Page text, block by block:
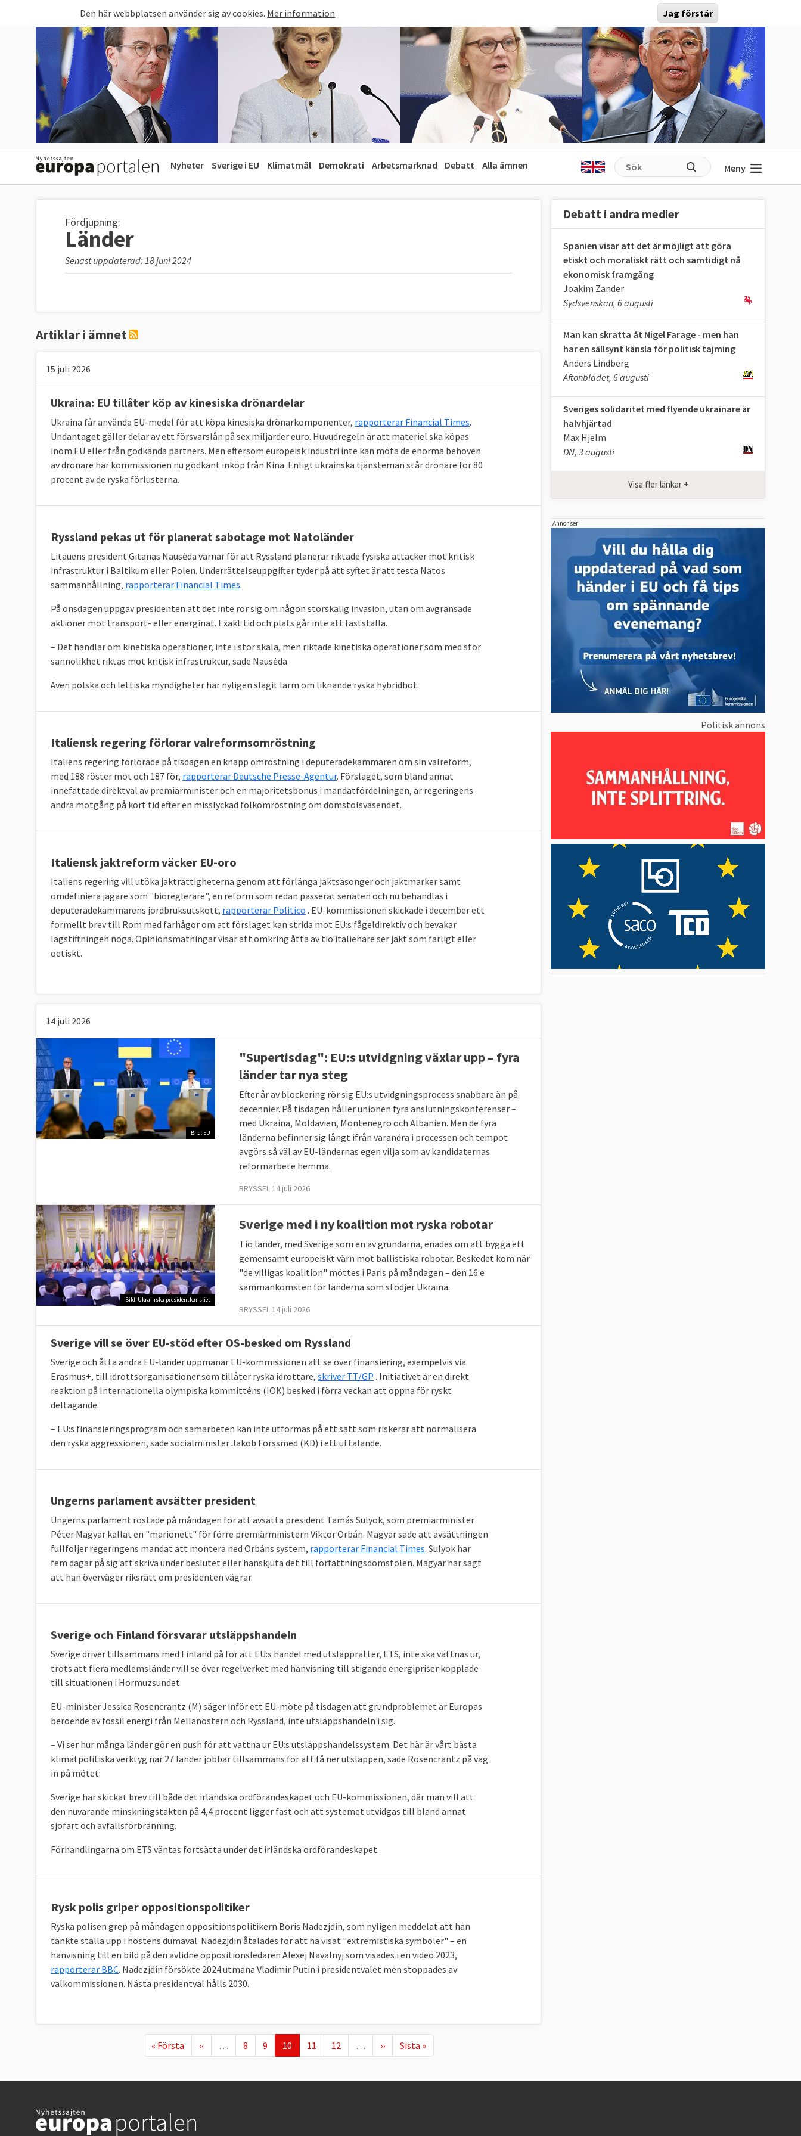
Den här webbplatsen använder sig av cookies. Mer information Jag förstår
Nyheter Sverige i EU Klimatmål Demokrati Arbetsmarknad Debatt Alla ämnen Meny
Fördjupning:
Länder
Senast uppdaterad: 18 juni 2024
Artiklar i ämnet
15 juli 2026
Ukraina: EU tillåter köp av kinesiska drönardelar
Ukraina får använda EU-medel för att köpa kinesiska drönarkomponenter, rapporterar Financial Times.
Undantaget gäller delar av ett försvarslån på sex miljarder euro. Huvudregeln är att materiel ska köpas
inom EU eller från godkända partners. Men eftersom europeisk industri inte kan möta de enorma behoven
av drönare har kommissionen nu godkänt inköp från Kina. Enligt ukrainska tjänstemän står drönare för 80
procent av de ryska förlusterna.
Ryssland pekas ut för planerat sabotage mot Natoländer
Litauens president Gitanas Nausėda varnar för att Ryssland planerar riktade fysiska attacker mot kritisk
infrastruktur i Baltikum eller Polen. Underrättelseuppgifter tyder på att syftet är att testa Natos
sammanhållning, rapporterar Financial Times.
På onsdagen uppgav presidenten att det inte rör sig om någon storskalig invasion, utan om avgränsade
aktioner mot transport- eller energinät. Exakt tid och plats går inte att fastställa.
– Det handlar om kinetiska operationer, inte i stor skala, men riktade kinetiska operationer som med stor
sannolikhet riktas mot kritisk infrastruktur, sade Nausėda.
Även polska och lettiska myndigheter har nyligen slagit larm om liknande ryska hybridhot.
Italiensk regering förlorar valreformsomröstning
Italiens regering förlorade på tisdagen en knapp omröstning i deputeradekammaren om sin valreform,
med 188 röster mot och 187 för, rapporterar Deutsche Presse-Agentur. Förslaget, som bland annat
innefattade direktval av premiärminister och en majoritetsbonus i mandatfördelningen, är regeringens
andra motgång på kort tid efter en misslyckad folkomröstning om domstolsväsendet.
Italiensk jaktreform väcker EU-oro
Italiens regering vill utöka jakträttigheterna genom att förlänga jaktsäsonger och jaktmarker samt
omdefiniera jägare som "bioreglerare", en reform som redan passerat senaten och nu behandlas i
deputeradekammarens jordbruksutskott, rapporterar Politico . EU-kommissionen skickade i december ett
formellt brev till Rom med farhågor om att förslaget kan strida mot EU:s fågeldirektiv och bevakar
lagstiftningen noga. Opinionsmätningar visar att omkring åtta av tio italienare ser jakt som farligt eller
oetiskt.
14 juli 2026
Bild: EU
"Supertisdag": EU:s utvidgning växlar upp – fyra
länder tar nya steg
Efter år av blockering rör sig EU:s utvidgningsprocess snabbare än på
decennier. På tisdagen håller unionen fyra anslutningskonferenser –
med Ukraina, Moldavien, Montenegro och Albanien. Men de fyra
länderna befinner sig långt ifrån varandra i processen och tempot
avgörs så väl av EU-ländernas egen vilja som av kandidaternas
reformarbete hemma.
BRYSSEL 14 juli 2026
Bild: Ukrainska presidentkansliet
Sverige med i ny koalition mot ryska robotar
Tio länder, med Sverige som en av grundarna, enades om att bygga ett
gemensamt europeiskt värn mot ballistiska robotar. Beskedet kom när
"de villigas koalition" möttes i Paris på måndagen – den 16:e
sammankomsten för länderna som stödjer Ukraina.
BRYSSEL 14 juli 2026
Sverige vill se över EU-stöd efter OS-besked om Ryssland
Sverige och åtta andra EU-länder uppmanar EU-kommissionen att se över finansiering, exempelvis via
Erasmus+, till idrottsorganisationer som tillåter ryska idrottare, skriver TT/GP . Initiativet är en direkt
reaktion på Internationella olympiska kommitténs (IOK) besked i förra veckan att öppna för ryskt
deltagande.
– EU:s finansieringsprogram och samarbeten kan inte utformas på ett sätt som riskerar att normalisera
den ryska aggressionen, sade socialminister Jakob Forssmed (KD) i ett uttalande.
Ungerns parlament avsätter president
Ungerns parlament röstade på måndagen för att avsätta president Tamás Sulyok, som premiärminister
Péter Magyar kallat en "marionett" för förre premiärministern Viktor Orbán. Magyar sade att avsättningen
fullföljer regeringens mandat att montera ned Orbáns system, rapporterar Financial Times. Sulyok har
fem dagar på sig att skriva under beslutet eller hänskjuta det till författningsdomstolen. Magyar har sagt
att han överväger riksrätt om presidenten vägrar.
Sverige och Finland försvarar utsläppshandeln
Sverige driver tillsammans med Finland på för att EU:s handel med utsläpprätter, ETS, inte ska vattnas ur,
trots att flera medlemsländer vill se över regelverket med hänvisning till stigande energipriser kopplade
till situationen i Hormuzsundet.
EU-minister Jessica Rosencrantz (M) säger inför ett EU-möte på tisdagen att grundproblemet är Europas
beroende av fossil energi från Mellanöstern och Ryssland, inte utsläppshandeln i sig.
– Vi ser hur många länder gör en push för att vattna ur EU:s utsläppshandelssystem. Det här är vårt bästa
klimatpolitiska verktyg när 27 länder jobbar tillsammans för att få ner utsläppen, sade Rosencrantz på väg
in på mötet.
Sverige har skickat brev till både det irländska ordförandeskapet och EU-kommissionen, där man vill att
den nuvarande minskningstakten på 4,4 procent ligger fast och att systemet utvidgas till bland annat
sjöfart och avfallsförbränning.
Förhandlingarna om ETS väntas fortsätta under det irländska ordförandeskapet.
Rysk polis griper oppositionspolitiker
Ryska polisen grep på måndagen oppositionspolitikern Boris Nadezjdin, som nyligen meddelat att han
tänkte ställa upp i höstens dumaval. Nadezjdin åtalades för att ha visat "extremistiska symboler" – en
hänvisning till en bild på den avlidne oppositionsledaren Alexej Navalnyj som visades i en video 2023,
rapporterar BBC. Nadezjdin försökte 2024 utmana Vladimir Putin i presidentvalet men stoppades av
valkommissionen. Nästa presidentval hålls 2030.
First page
« Första Föregående sida
‹‹ … Page
8 Page
9 Nuvarande sida
10 Page
11 Page
12 … Nästa sida
›› Sista sidan
Sista »
Debatt i andra medier
Spanien visar att det är möjligt att göra
etiskt och moraliskt rätt och samtidigt nå
ekonomisk framgång
Joakim Zander
Sydsvenskan, 6 augusti
Man kan skratta åt Nigel Farage - men han
har en sällsynt känsla för politisk tajming
Anders Lindberg
Aftonbladet, 6 augusti
Sveriges solidaritet med flyende ukrainare är
halvhjärtad
Max Hjelm
DN, 3 augusti
Visa fler länkar +
Annonser
Politisk annons